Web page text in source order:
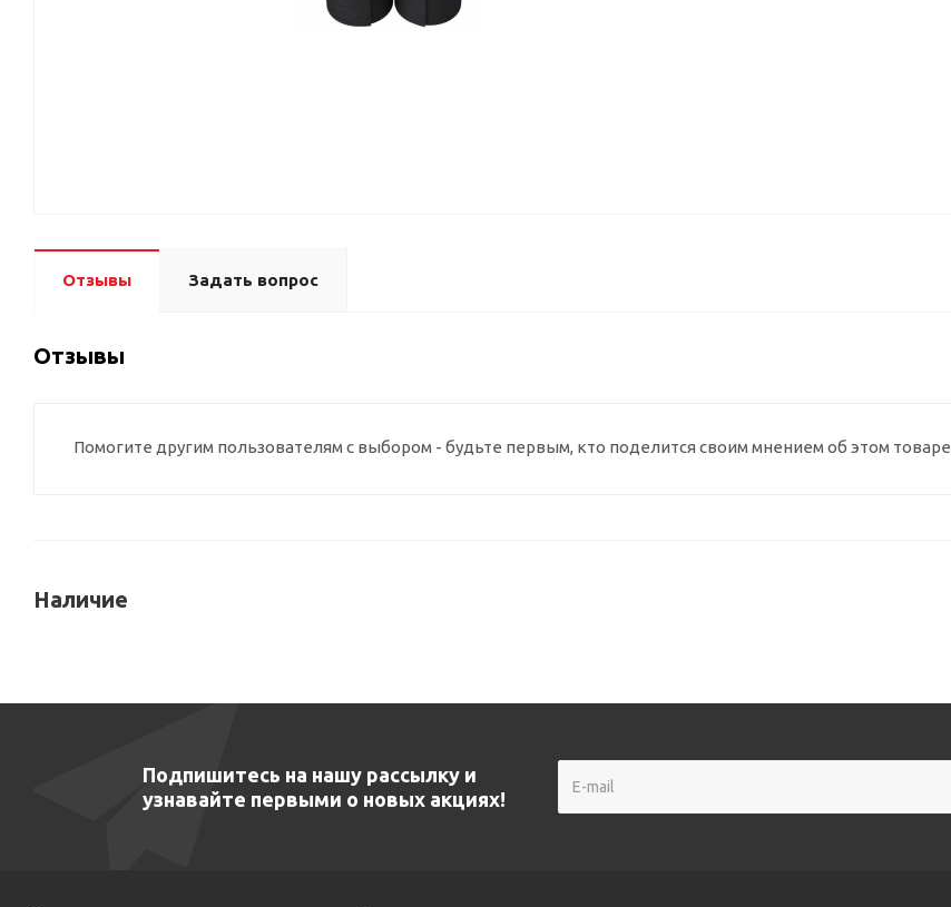
Отзывы Задать вопрос
Отзывы
Помогите другим пользователям с выбором - будьте первым, кто поделится своим мнением об этом товаре
Наличие
Подпишитесь на нашу рассылку и
узнавайте первыми о новых акциях!